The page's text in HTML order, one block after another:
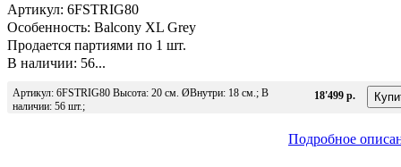
Артикул: 6FSTRIG80
Особенность: Balcony XL Grey
Продается партиями по 1 шт.
В наличии: 56...
Артикул: 6FSTRIG80 Высота: 20 см. ØВнутри: 18 см.; В
наличии: 56 шт.;
18'499 р.
Подробное